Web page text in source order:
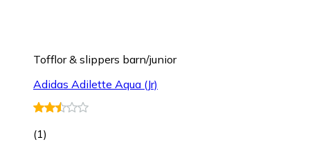
Tofflor & slippers barn/junior
Adidas Adilette Aqua (Jr)
(1)